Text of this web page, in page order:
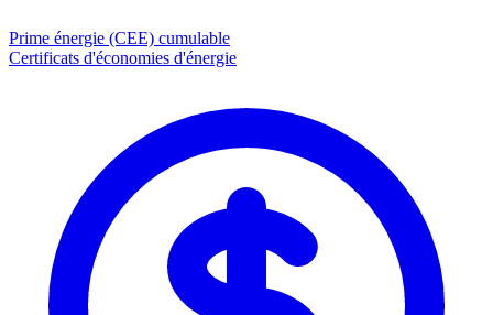
Prime énergie (CEE) cumulable
Certificats d'économies d'énergie